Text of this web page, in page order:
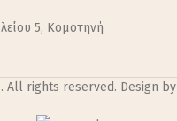
5, Κομοτηνή
All rights reserved. Design by